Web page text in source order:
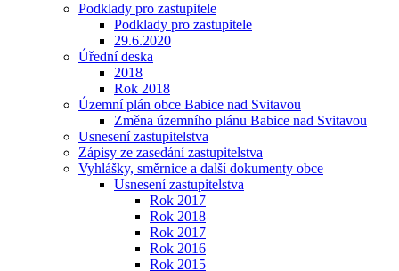
Podklady pro zastupitele
Podklady pro zastupitele
29.6.2020
Úřední deska
2018
Rok 2018
Územní plán obce Babice nad Svitavou
Změna územního plánu Babice nad Svitavou
Usnesení zastupitelstva
Zápisy ze zasedání zastupitelstva
Vyhlášky, směrnice a další dokumenty obce
Usnesení zastupitelstva
Rok 2017
Rok 2018
Rok 2017
Rok 2016
Rok 2015